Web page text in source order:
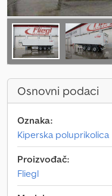
Osnovni podaci
Oznaka:
Kiperska poluprikolica
Proizvođač:
Fliegl